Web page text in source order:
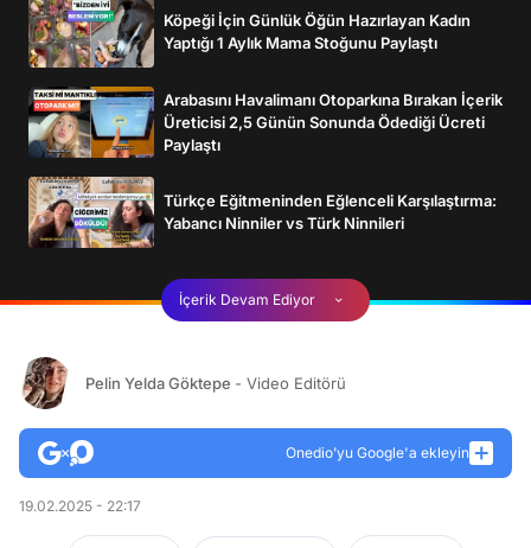
Köpeği İçin Günlük Öğün Hazırlayan Kadın
Yaptığı 1 Aylık Mama Stoğunu Paylaştı
Arabasını Havalimanı Otoparkına Bırakan İçerik
Üreticisi 2,5 Günün Sonunda Ödediği Ücreti
Paylaştı
Türkçe Eğitmeninden Eğlenceli Karşılaştırma:
Yabancı Ninniler vs Türk Ninnileri
İçerik Devam Ediyor
Pelin Yelda Göktepe - Video Editörü
Onedio’yu Google'a ekleyin
19.02.2025 - 22:17